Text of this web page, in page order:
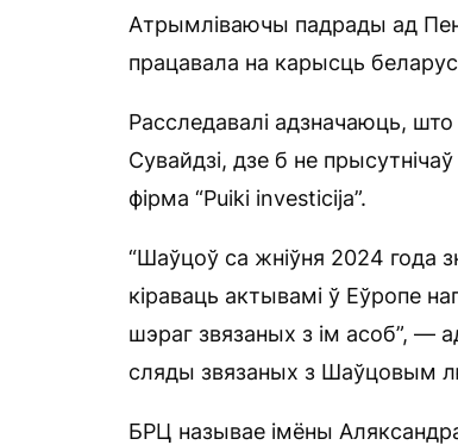
Атрымліваючы падрады ад
працавала на карысць
Расследавалі адзначаюць, што
Сувайдзі, дзе б не
фірма “Puiki investicija”.
“Шаўцоў са жніўня 2024 года
кіраваць актывамі ў Еўропе
шэраг звязаных з ім асоб”, —
сляды звязаных з Шаўцовым
БРЦ называе імёны